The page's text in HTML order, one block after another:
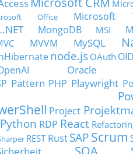
Office
Microsoft
MongoDB MSI
MVVM MySQL
node.js OAuth
Oracle
Pattern PHP Playwright
Project
Python RDP React
REST Rust SAP Scrum
SOA